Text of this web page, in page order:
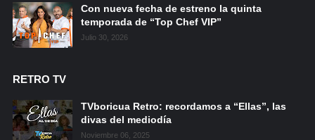
Con nueva fecha de estreno la quinta
temporada de “Top Chef VIP”
Julio 30, 2026
RETRO TV
TVboricua Retro: recordamos a “Ellas”, las
divas del mediodía
Noviembre 06, 2025